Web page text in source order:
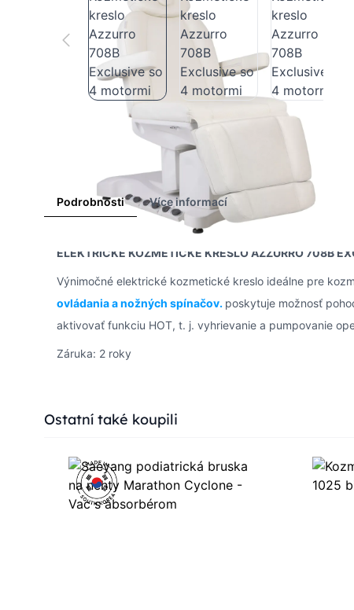
Podrobnosti Více informací
ELEKTRICKÉ KOZMETICKÉ KRESLO AZZURRO 708B
Výnimočné elektrické kozmetické kreslo ideálne pre
ovládania a nožných spínačov. poskytuje možnosť
aktivovať funkciu HOT, t. j. vyhrievanie a pumpovanie
Záruka: 2 roky
Press to skip carousel
Ostatní také koupili